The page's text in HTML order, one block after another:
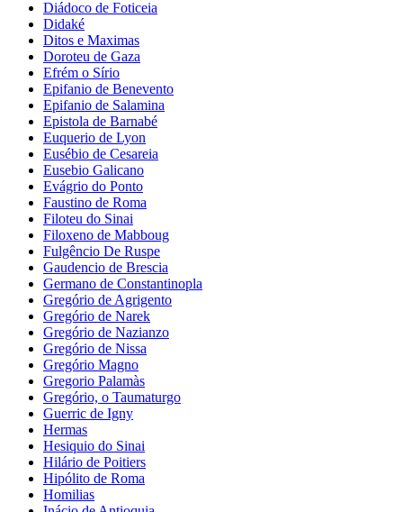
Diádoco de Foticeia
Didaké
Ditos e Maximas
Doroteu de Gaza
Efrém o Sírio
Epifanio de Benevento
Epifanio de Salamina
Epistola de Barnabé
Euquerio de Lyon
Eusébio de Cesareia
Eusebio Galicano
Evágrio do Ponto
Faustino de Roma
Filoteu do Sinai
Filoxeno de Mabboug
Fulgêncio De Ruspe
Gaudencio de Brescia
Germano de Constantinopla
Gregório de Agrigento
Gregório de Narek
Gregório de Nazianzo
Gregório de Nissa
Gregório Magno
Gregorio Palamàs
Gregório, o Taumaturgo
Guerric de Igny
Hermas
Hesiquio do Sinai
Hilário de Poitiers
Hipólito de Roma
Homilias